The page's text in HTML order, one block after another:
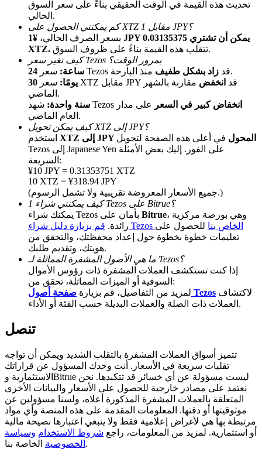
تصل العمولات إلى 65٪!
الإحالة
قم بدعوة صديق لتحصل على مكافآت نقدية
Deposit CASHCAT & Win
Deposit CASHCAT & Win
Share 500000 CASHCAT prize pool
Exclusive for BitMart Users
Register & Trade to Win 500,000 USDT
Precious Metals Trading Carnival
تحديث هذه القيمة في الوقت الحقيقي بناءً على سعر السوق
الحالي.
كم يمكنني الحصول على XTZ مقابل 1 JPY؟
بسعر الصرف الحالي،
¥1 JPY يمكن أن تشتري 0.03135375
XTZ.
تتقلب هذه القيمة بناءً على ظروف السوق.
كيف تغير سعر Tezos بمرور الوقت؟
24 ساعة:
سعر Tezos قد زاد بشكل طفيف
منذ البارحة.
30 يومًا:
سعر XTZ مقابل JPY قد انخفض مقارنة بالشهر
الماضي.
سنة واحدة: شهد Tezos انخفاض كبير في السعر
على مدار
العام الماضي.
كيف يمكن تحويل XTZ إلى JPY؟
XTZ إلى JPY المحول في أعلى هذه الصفحة لتحويل
Tezos إلى Japanese Yen على الفور. إليك بعض الأمثلة
السريعة:
¥10 JPY = 0.31353751 XTZ
10 XTZ = ¥318.94 JPY
(جميع الأسعار المعروضة تقريبية ولا تشمل الرسوم.)
كيف يمكنني شراء 1 Tezos على Bitrue؟
Bitrue، وهي بورصة مركزية
رائدة.
قم بزيارة دليل شراء Tezos الخاص بنا للحصول على
تعليمات خطوة بخطوة حول إعداد محفظتك، والتحقق من
هويتك، وتقديم طلبك.
ما هي الأصول المشفرة المماثلة لـ Tezos؟
إذا كنت تستكشف العملات المشفرة ذات رؤوس الأموال
السوقية أو الميزات المماثلة، تحقق من:
لمزيد من التفاصيل، قم بزيارة صفحة أصول Tezos
العملات ذات الصلة والعملات البديلة حسب الفئة أو الأداء.
تنصل
تتميز أسواق العملات المشفرة بالتقلب الشديد ويمكن أن تواجه
تقلبات سريعة في الأسعار. أنت وحدك المسؤول عن قراراتك
الاستثمارية وBitrue ليست مسؤولة عن أي خسائر قد تتكبدها. نحن
نعتمد على مصادر خارجية للحصول على الأسعار والبيانات الأخرى
المتعلقة بالعملات المشفرة المذكورة أعلاه، ولسنا مسؤولين عن
موثوقيتها أو دقتها. المعلومات المقدمة على هذه المنصة وأي مواد
مرتبطة بها هي لأغراض إعلامية فقط ولا ينبغي اعتبارها نصيحة مالية
أو استثمارية. لمزيد من المعلومات، راجع شروط الاستخدام وسياسة
الخصوصية الخاصة بنا.